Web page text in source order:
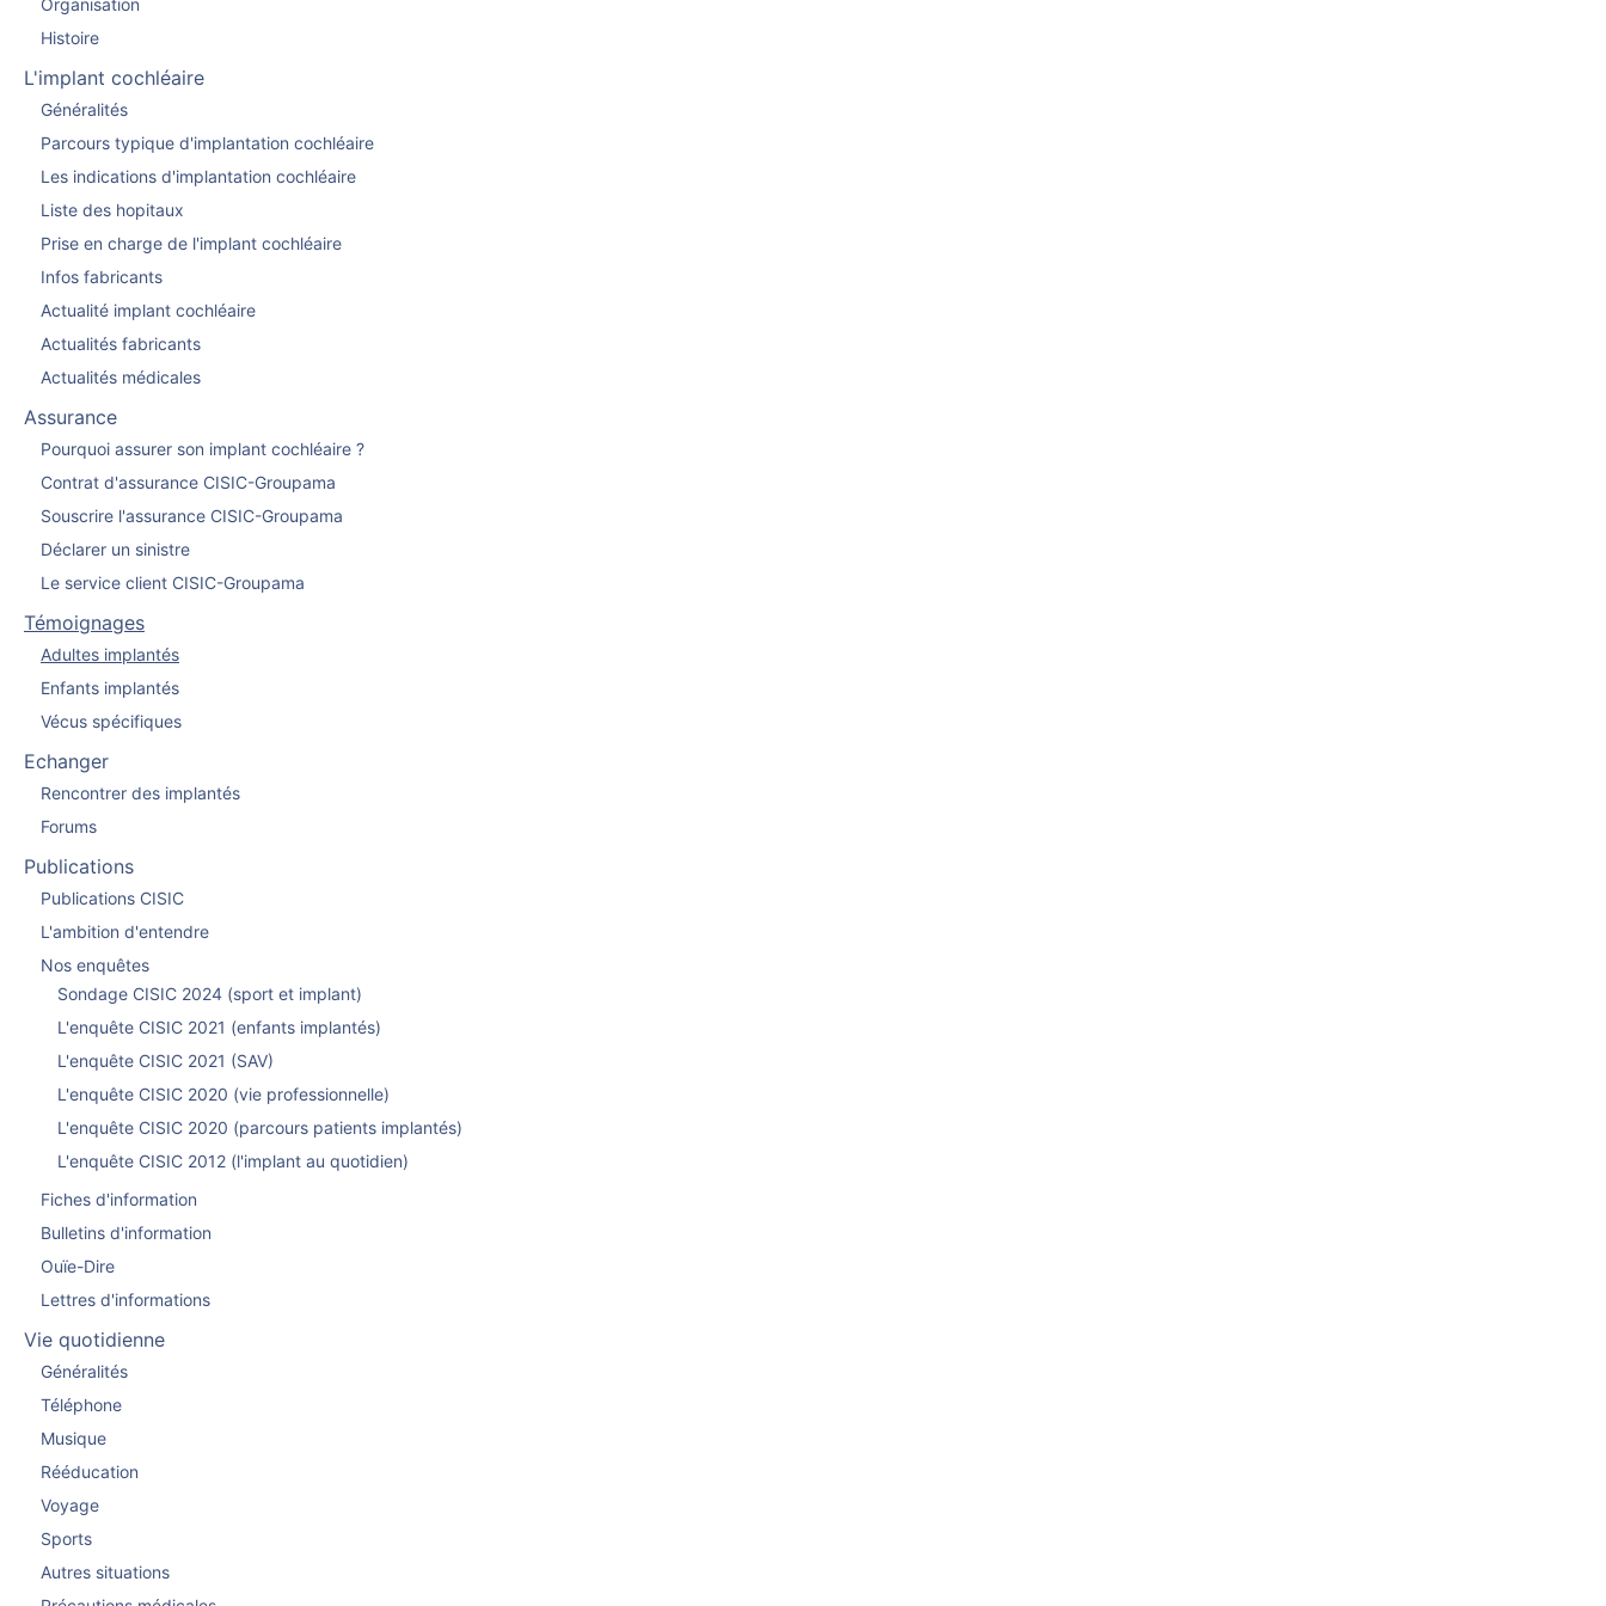
Organisation
Histoire
L'implant cochléaire
Généralités
Parcours typique d'implantation cochléaire
Les indications d'implantation cochléaire
Liste des hopitaux
Prise en charge de l'implant cochléaire
Infos fabricants
Actualité implant cochléaire
Actualités fabricants
Actualités médicales
Assurance
Pourquoi assurer son implant cochléaire ?
Contrat d'assurance CISIC-Groupama
Souscrire l'assurance CISIC-Groupama
Déclarer un sinistre
Le service client CISIC-Groupama
Témoignages
Adultes implantés
Enfants implantés
Vécus spécifiques
Echanger
Rencontrer des implantés
Forums
Publications
Publications CISIC
L'ambition d'entendre
Nos enquêtes
Sondage CISIC 2024 (sport et implant)
L'enquête CISIC 2021 (enfants implantés)
L'enquête CISIC 2021 (SAV)
L'enquête CISIC 2020 (vie professionnelle)
L'enquête CISIC 2020 (parcours patients implantés)
L'enquête CISIC 2012 (l'implant au quotidien)
Fiches d'information
Bulletins d'information
Ouïe-Dire
Lettres d'informations
Vie quotidienne
Généralités
Téléphone
Musique
Rééducation
Voyage
Sports
Autres situations